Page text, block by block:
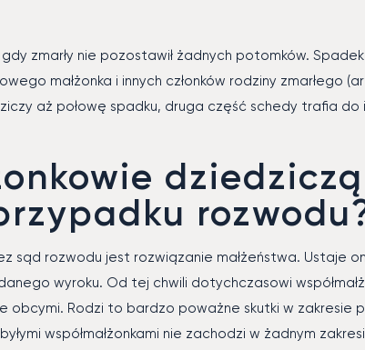
zmarły nie pozostawił żadnych potomków.
małżonka i innych członków rodziny zmarłego
aż połowę spadku, druga część schedy trafia do
sąd rozwodu jest rozwiązanie małżeństwa. Ustaje
wyroku. Od tej chwili dotychczasowi
obcymi. Rodzi to bardzo poważne skutki w zakresie
współmałżonkami nie zachodzi w żadnym